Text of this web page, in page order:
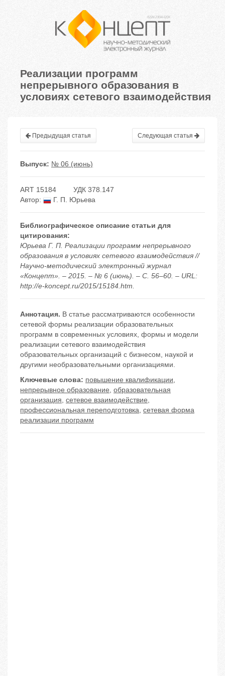
Реализации программ
непрерывного образования в
условиях сетевого взаимодействия
Предыдущая статья Следующая статья
Выпуск: № 06 (июнь)
ART 15184
УДК 378.147
Автор:
Г. П. Юрьева
Библиографическое описание статьи для
цитирования:
Юрьева Г. П. Реализации программ непрерывного
образования в условиях сетевого взаимодействия //
Научно-методический электронный журнал
«Концепт». – 2015. – № 6 (июнь). – С. 56–60. – URL:
http://e-koncept.ru/2015/15184.htm.
Аннотация. В статье рассматриваются особенности
сетевой формы реализации образовательных
программ в современных условиях, формы и модели
реализации сетевого взаимодействия
образовательных организаций с бизнесом, наукой и
другими необразовательными организациями.
Ключевые слова: повышение квалификации,
непрерывное образование, образовательная
организация, сетевое взаимодействие,
профессиональная переподготовка, сетевая форма
реализации программ